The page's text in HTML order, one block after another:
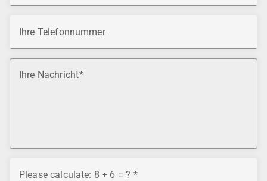
Ihre Telefonnummer
Ihre Nachricht
Please calculate: 8 + 6 = ?